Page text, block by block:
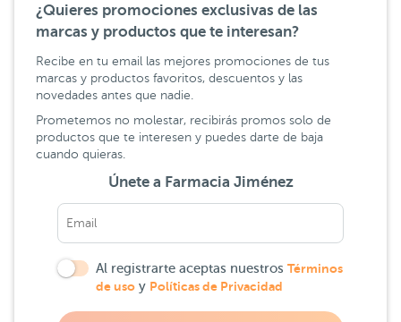
¿Quieres promociones exclusivas de las
marcas y productos que te interesan?
Recibe en tu email las mejores promociones de tus
marcas y productos favoritos, descuentos y las
novedades antes que nadie.
Prometemos no molestar, recibirás promos solo de
productos que te interesen y puedes darte de baja
cuando quieras.
Únete a Farmacia Jiménez
Al registrarte aceptas nuestros Términos
de uso y Políticas de Privacidad